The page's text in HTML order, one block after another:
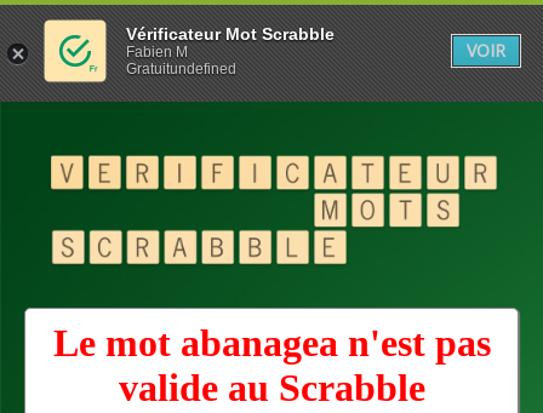
Le mot abanagea n'est pas
valide au Scrabble
Vérificateur Mot Scrabble
Fabien M
Gratuitundefined
VOIR